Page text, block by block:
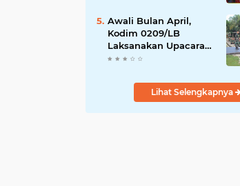
Awali Bulan April,
Kodim 0209/LB
Laksanakan Upacara
Bendera dan Jam
Lihat Selengkapnya